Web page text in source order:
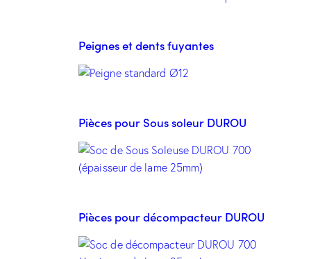
Peignes et dents fuyantes
Pièces pour Sous soleur DUROU
Pièces pour décompacteur DUROU